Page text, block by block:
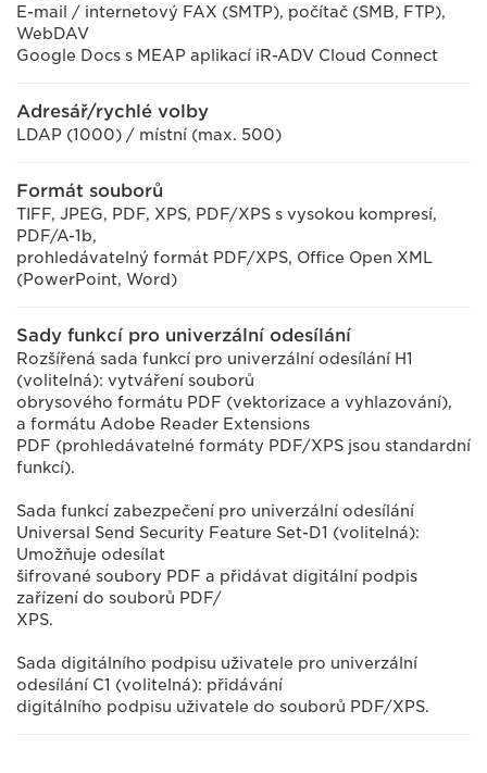
E-mail / internetový FAX (SMTP), počítač (SMB, FTP),
WebDAV
Google Docs s MEAP aplikací iR-ADV Cloud Connect
Adresář/rychlé volby
LDAP (1000) / místní (max. 500)
Formát souborů
TIFF, JPEG, PDF, XPS, PDF/XPS s vysokou kompresí,
PDF/A-1b,
prohledávatelný formát PDF/XPS, Office Open XML
(PowerPoint, Word)
Sady funkcí pro univerzální odesílání
Rozšířená sada funkcí pro univerzální odesílání H1
(volitelná): vytváření souborů
obrysového formátu PDF (vektorizace a vyhlazování),
a formátu Adobe Reader Extensions
PDF (prohledávatelné formáty PDF/XPS jsou standardní
funkcí).
Sada funkcí zabezpečení pro univerzální odesílání
Universal Send Security Feature Set-D1 (volitelná):
Umožňuje odesílat
šifrované soubory PDF a přidávat digitální podpis
zařízení do souborů PDF/
XPS.
Sada digitálního podpisu uživatele pro univerzální
odesílání C1 (volitelná): přidávání
digitálního podpisu uživatele do souborů PDF/XPS.